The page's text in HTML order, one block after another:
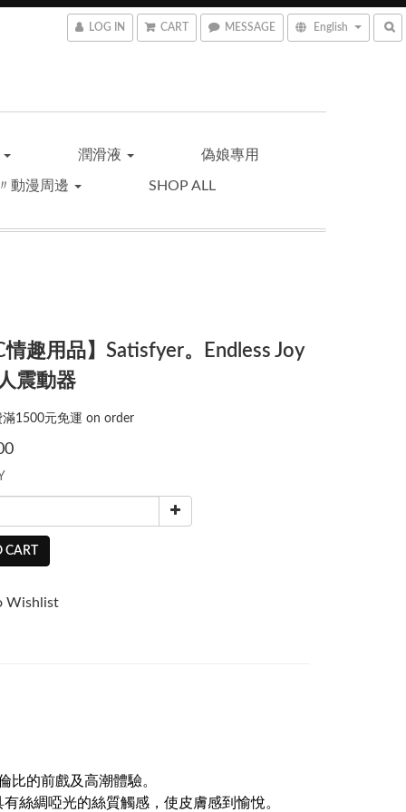
LOG IN CART MESSAGE English
潤滑液 偽娘專用
動漫周邊 SHOP ALL
情趣用品】Satisfyer。Endless Joy
震動器
滿1500元免運 on order
Wishlist
的前戲及高潮體驗。
絲綢啞光的絲質觸感，使皮膚感到愉悅。